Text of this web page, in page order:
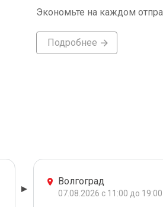
Экономьте на каждом
Подробнее
Волгоград
07.08.2026 с 11:00 до 19:00